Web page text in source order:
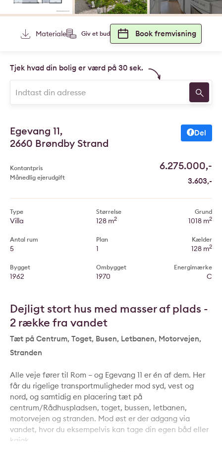
Materiale Giv et bud Book fremvisning
Tjek hvad din bolig er værd på 30 sek.
Egevang 11,
2660 Brøndby Strand
Del
Kontantpris 6.275.000,-
Månedlig ejerudgift 3.603,-
Type
Villa
Antal rum
5
Bygget
1962
Størrelse
128 m2
Plan
1
Ombygget
1970
Grund
1018 m2
Kælder
128 m2
Energimærke
C
Dejligt stort hus med masser af plads -
2 række fra vandet
Tæt på Centrum, Toget, Busen, Letbanen, Motorvejen,
Stranden
Alle veje fører til Rom – og Egevang 11 er én af dem. Her
får du rigelige transportmuligheder mod syd, vest og
nord, og samtidig en placering tæt på
centrum/Rådhuspladsen, toget, bussen, letbanen,
motorvejen og stranden. Mod øst er der adgang via
vandet, hvor du eksempelvis kan tage din egen båd eller
kajak.